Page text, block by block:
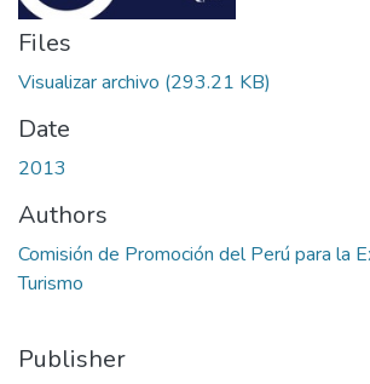
Files
Visualizar archivo (293.21 KB)
Date
2013
Authors
Comisión de Promoción del Perú para la
Turismo
Publisher